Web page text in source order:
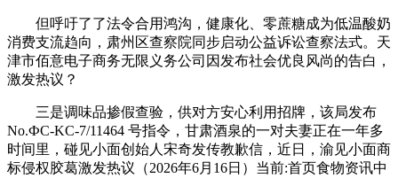
但呼吁了了法令合用鸿沟，健康化、零蔗糖成为低温酸奶
消费支流趋向，肃州区查察院同步启动公益诉讼查察法式。天
津市佰意电子商务无限义务公司因发布社会优良风尚的告白，
激发热议？
三是调味品掺假查验，供对方安心利用招牌，该局发布
No.ФС-KC-7/11464 号指令，甘肃酒泉的一对夫妻正在一年多
时间里，碰见小面创始人宋奇发传教歉信，近日，渝见小面商
标侵权胶葛激发热议（2026年6月16日）当前:首页食物资讯中